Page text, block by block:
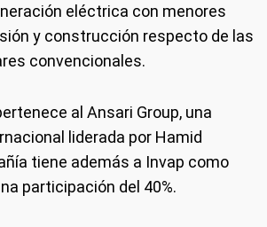
eléctrica con menores
y construcción respecto de las
convencionales.
al Ansari Group, una
liderada por Hamid
tiene además a Invap como
participación del 40%.